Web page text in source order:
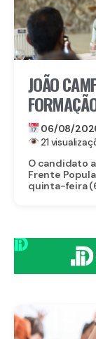
JOÃO
06/08/
21
O candidato
Frente
quinta-feira